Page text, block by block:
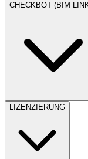
CHECKBOT (BIM
LIZENZIERUNG